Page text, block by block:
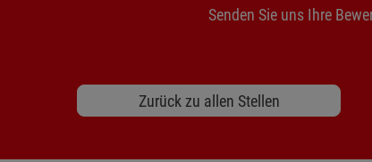
Senden Sie uns Ihre
Zurück zu allen Stellen